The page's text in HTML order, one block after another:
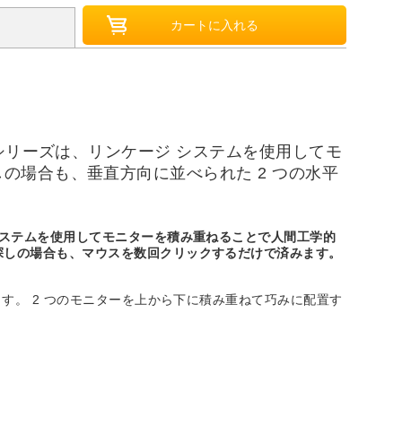
ーズは、リンケージ システムを使用してモ
場合も、垂直方向に並べられた 2 つの水平
ムを使用してモニターを積み重ねることで人間工学的
の場合も、マウスを数回クリックするだけで済みます。
。 2 つのモニターを上から下に積み重ねて巧みに配置す